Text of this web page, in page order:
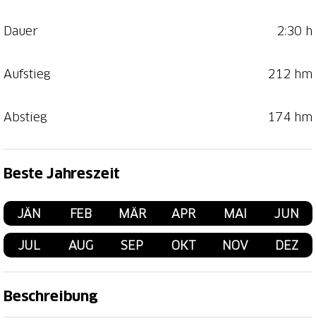
Dauer 2:30 h
Aufstieg 212 hm
Abstieg 174 hm
Beste Jahreszeit
JÄN FEB MÄR APR MAI JUN
JUL AUG SEP OKT NOV DEZ
Beschreibung